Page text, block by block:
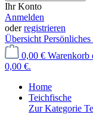
Ihr Konto
Anmelden
oderregistrieren
Übersicht
0,00 € Warenkorb
0,00 €.
Home
Teichfische
Zur Kategorie